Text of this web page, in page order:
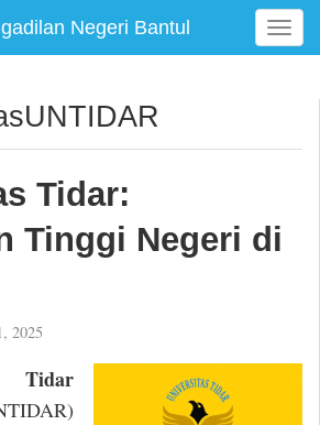
Negeri Bantul
T
o
e
v
i
o
Tidar:
Tinggi Negeri di
2025